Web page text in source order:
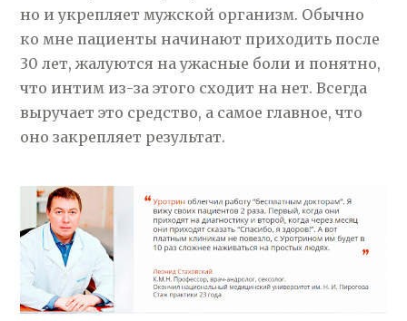
но и укрепляет мужской организм. Обычно
ко мне пациенты начинают приходить после
30 лет, жалуются на ужасные боли и понятно,
что интим из-за этого сходит на нет. Всегда
выручает это средство, а самое главное, что
оно закрепляет результат.